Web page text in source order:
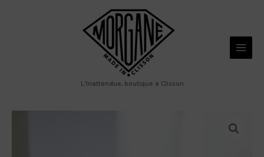
L'Inattendue, boutique à Clisson